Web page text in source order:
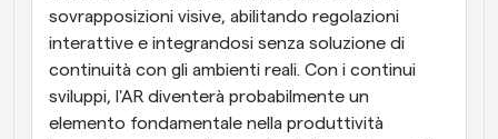
sovrapposizioni visive, abilitando regolazioni
interattive e integrandosi senza soluzione di
continuità con gli ambienti reali. Con i continui
sviluppi, l'AR diventerà probabilmente un
elemento fondamentale nella produttività